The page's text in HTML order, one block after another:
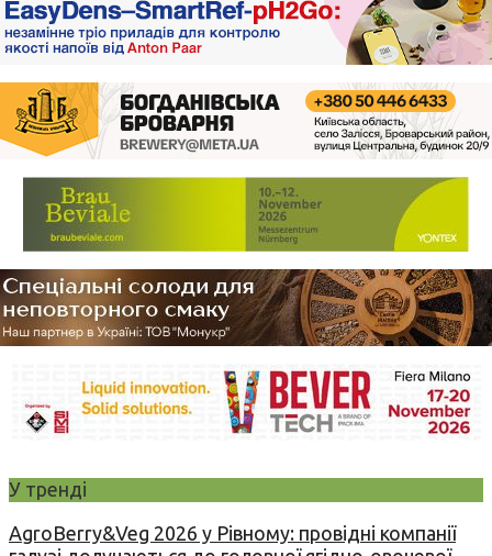
У тренді
AgroBerry&Veg 2026 у Рівному: провідні компанії